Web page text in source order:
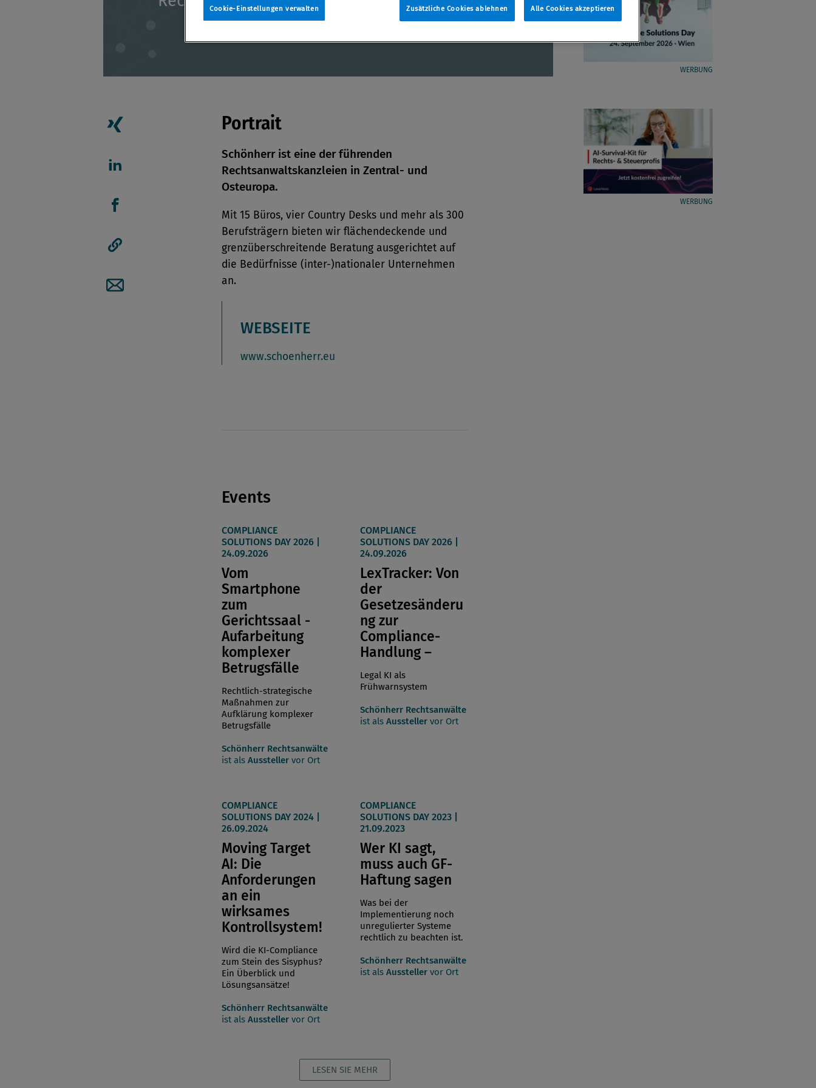
Artikel auf linkedIn teilen
Artikel auf Facebook teilen
Artikellink kopieren
Artikel per Mail teilen
Portrait
Schönherr ist eine der führenden
Rechtsanwaltskanzleien in Zentral- und
Osteuropa.
Mit 15 Büros, vier Country Desks und mehr als 300
Berufsträgern bieten wir flächendeckende und
grenzüberschreitende Beratung ausgerichtet auf
die Bedürfnisse (inter-)nationaler Unternehmen
an.
WEBSEITE
www.schoenherr.eu
Events
COMPLIANCE
SOLUTIONS DAY 2026 |
24.09.2026
Vom
Smartphone
zum
Gerichtssaal -
Aufarbeitung
komplexer
Betrugsfälle
Rechtlich-strategische
Maßnahmen zur
Aufklärung komplexer
Betrugsfälle
Schönherr Rechtsanwälte
ist als Aussteller vor Ort
COMPLIANCE
SOLUTIONS DAY 2026 |
24.09.2026
LexTracker: Von
der
Gesetzesänderu
ng zur
Compliance-
Handlung –
Legal KI als
Frühwarnsystem
Schönherr Rechtsanwälte
ist als Ausstellervor Ort
COMPLIANCE
SOLUTIONS DAY 2024 |
26.09.2024
Moving Target
AI: Die
Anforderungen
an ein
wirksames
Kontrollsystem!
Wird die KI-Compliance
zum Stein des Sisyphus?
Ein Überblick und
Lösungsansätze!
Schönherr Rechtsanwälte
ist als Aussteller vor Ort
COMPLIANCE
SOLUTIONS DAY 2023 |
21.09.2023
Wer KI sagt,
muss auch GF-
Haftung sagen
Was bei der
Implementierung noch
unregulierter Systeme
rechtlich zu beachten ist.
Schönherr Rechtsanwälte
ist als Ausstellervor Ort
LESEN SIE MEHR
WERBUNG
WERBUNG
Zusätzliche Cookies ablehnen Alle Cookies akzeptieren
Cookie-Einstellungen verwalten